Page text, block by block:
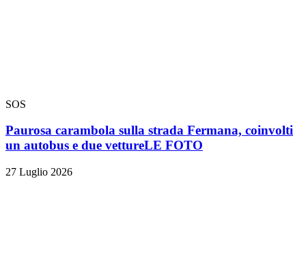
SOS
Paurosa carambola sulla strada Fermana, coinvolti
un autobus e due vettureLE FOTO
27 Luglio 2026